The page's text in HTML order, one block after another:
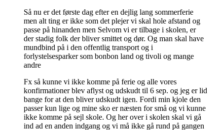
Så nu er det første dag efter en dejlig lang sommerferie
men alt ting er ikke som det plejer vi skal hole afstand og
passe på hinanden men Selvom vi er tilbage i skolen, er
der stadig folk der bliver smittet og dør. Og man skal have
mundbind på i den offentlig transport og i
forlystelsesparker som bonbon land og tivoli og mange
andre
Fx så kunne vi ikke komme på ferie og alle vores
konfirmationer blev aflyst og udskudt til 6 sep. og jeg er lid
bange for at den bliver udskudt igen. Fordi min kjole den
passer kun lige og mine sko er næsten for små og vi kunne
ikke komme på sejl skole. Og her over i skolen skal vi gå
ind ad en anden indgang og vi må ikke gå rund på gangen